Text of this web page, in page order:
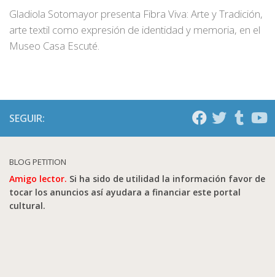
Gladiola Sotomayor presenta Fibra Viva: Arte y Tradición,
arte textil como expresión de identidad y memoria, en el
Museo Casa Escuté.
SEGUIR:
BLOG PETITION
Amigo lector. Si ha sido de utilidad la información favor de
tocar los anuncios así ayudara a financiar este portal
cultural.